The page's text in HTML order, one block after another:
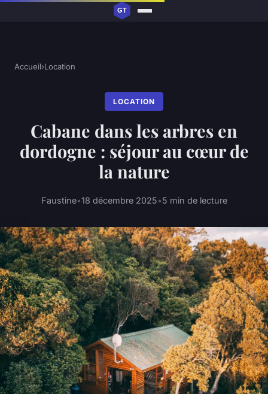
Accueil›Location
LOCATION
Cabane dans les arbres en
dordogne : séjour au cœur de
la nature
Faustine•18 décembre 2025•5 min de lecture